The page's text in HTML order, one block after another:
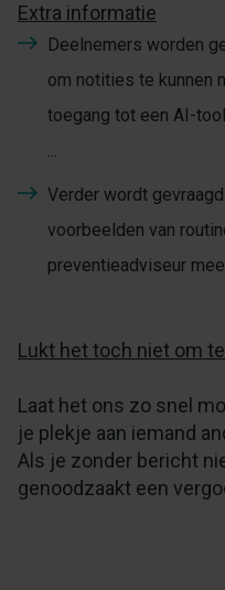
Extra informatie
Deelnemers worden
om notities te kunnen
toegang tot een AI-
...
Verder wordt
voorbeelden van
preventieadviseur
Lukt het toch niet om
Laat het ons zo snel
je plekje aan iemand
Als je zonder bericht
genoodzaakt een